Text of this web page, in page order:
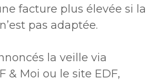
facture plus élevée si la
pas adaptée.
la veille via
& Moi ou le site EDF,